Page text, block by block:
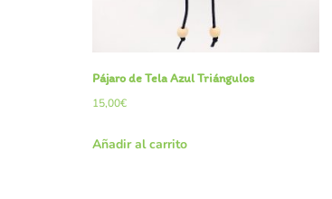
Pájaro de Tela Azul Triángulos
15,00€
Añadir al carrito